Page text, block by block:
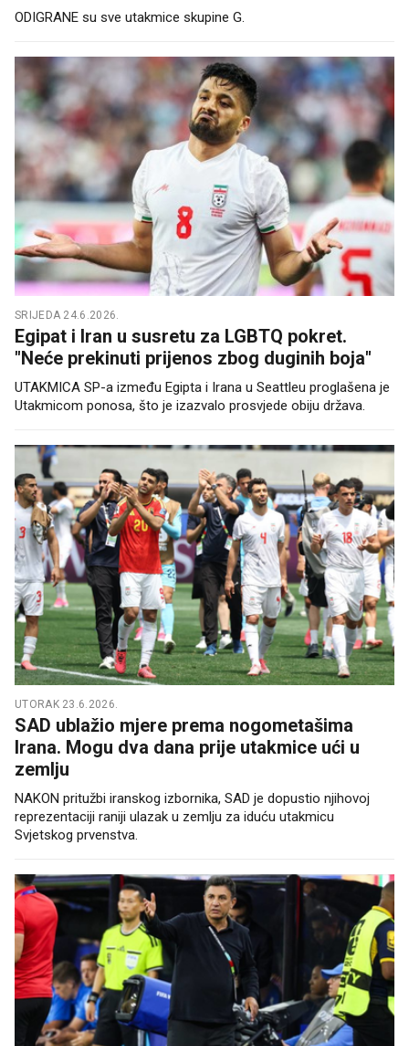
ODIGRANE su sve utakmice skupine G.
SRIJEDA 24.6.2026.
Egipat i Iran u susretu za LGBTQ pokret.
"Neće prekinuti prijenos zbog duginih boja"
UTAKMICA SP-a između Egipta i Irana u Seattleu proglašena je
Utakmicom ponosa, što je izazvalo prosvjede obiju država.
UTORAK 23.6.2026.
SAD ublažio mjere prema nogometašima
Irana. Mogu dva dana prije utakmice ući u
zemlju
NAKON pritužbi iranskog izbornika, SAD je dopustio njihovoj
reprezentaciji raniji ulazak u zemlju za iduću utakmicu
Svjetskog prvenstva.